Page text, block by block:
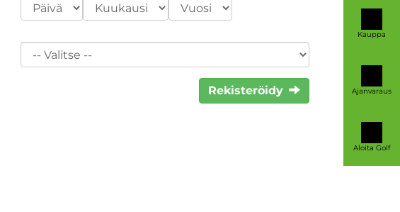
Kauppa
Ajanvaraus
Aloita Golf
Rekisteröidy